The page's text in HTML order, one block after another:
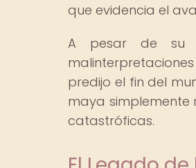
que evidencia el
A pesar de su
predijo el fin del
maya simplemente
catastróficas.